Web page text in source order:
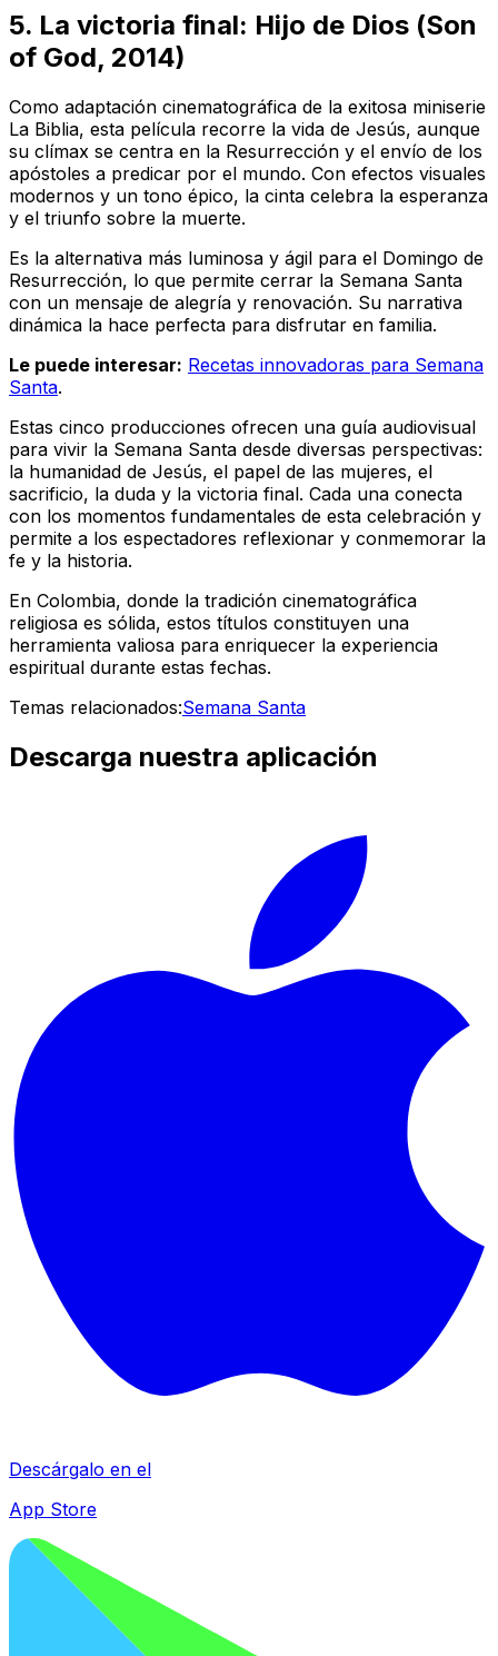
5. La victoria final: Hijo de Dios (Son
of God, 2014)
Como adaptación cinematográfica de la exitosa miniserie
La Biblia, esta película recorre la vida de Jesús, aunque
su clímax se centra en la Resurrección y el envío de los
apóstoles a predicar por el mundo. Con efectos visuales
modernos y un tono épico, la cinta celebra la esperanza
y el triunfo sobre la muerte.
Es la alternativa más luminosa y ágil para el Domingo de
Resurrección, lo que permite cerrar la Semana Santa
con un mensaje de alegría y renovación. Su narrativa
dinámica la hace perfecta para disfrutar en familia.
Le puede interesar: Recetas innovadoras para Semana
Santa.
Estas cinco producciones ofrecen una guía audiovisual
para vivir la Semana Santa desde diversas perspectivas:
la humanidad de Jesús, el papel de las mujeres, el
sacrificio, la duda y la victoria final. Cada una conecta
con los momentos fundamentales de esta celebración y
permite a los espectadores reflexionar y conmemorar la
fe y la historia.
En Colombia, donde la tradición cinematográfica
religiosa es sólida, estos títulos constituyen una
herramienta valiosa para enriquecer la experiencia
espiritual durante estas fechas.
Temas relacionados:Semana Santa
Descarga nuestra aplicación
Descárgalo en el
App Store